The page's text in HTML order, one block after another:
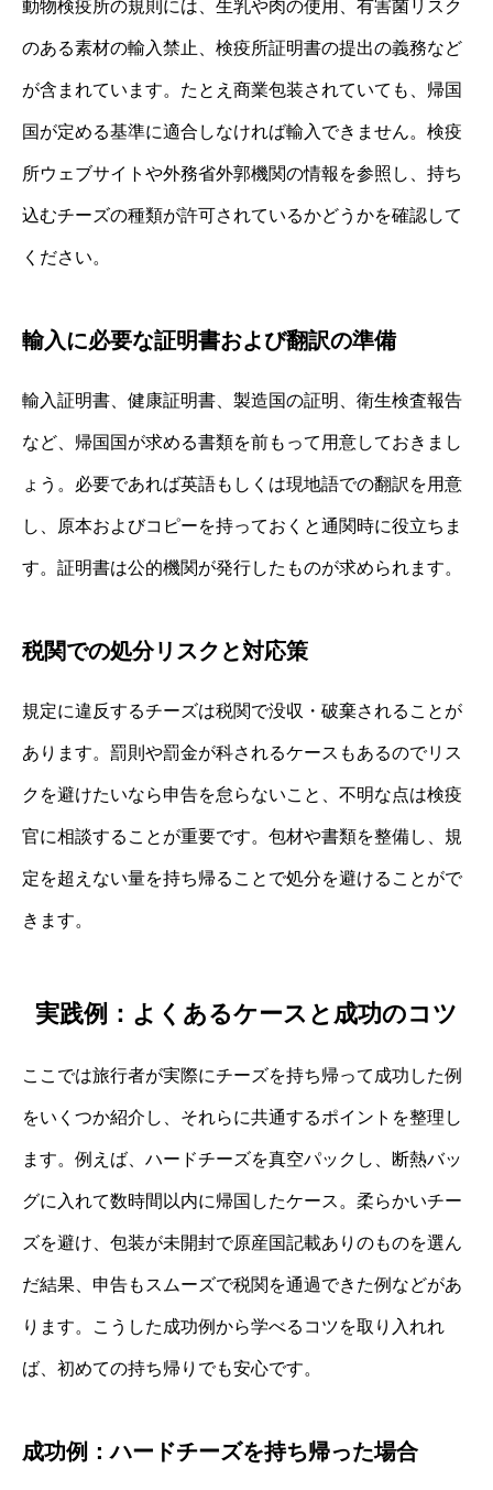
動物検疫所の規則には、生乳や肉の使用、有害菌リスク
のある素材の輸入禁止、検疫所証明書の提出の義務など
が含まれています。たとえ商業包装されていても、帰国
国が定める基準に適合しなければ輸入できません。検疫
所ウェブサイトや外務省外郭機関の情報を参照し、持ち
込むチーズの種類が許可されているかどうかを確認して
ください。
輸入に必要な証明書および翻訳の準備
輸入証明書、健康証明書、製造国の証明、衛生検査報告
など、帰国国が求める書類を前もって用意しておきまし
ょう。必要であれば英語もしくは現地語での翻訳を用意
し、原本およびコピーを持っておくと通関時に役立ちま
す。証明書は公的機関が発行したものが求められます。
税関での処分リスクと対応策
規定に違反するチーズは税関で没収・破棄されることが
あります。罰則や罰金が科されるケースもあるのでリス
クを避けたいなら申告を怠らないこと、不明な点は検疫
官に相談することが重要です。包材や書類を整備し、規
定を超えない量を持ち帰ることで処分を避けることがで
きます。
実践例：よくあるケースと成功のコツ
ここでは旅行者が実際にチーズを持ち帰って成功した例
をいくつか紹介し、それらに共通するポイントを整理し
ます。例えば、ハードチーズを真空パックし、断熱バッ
グに入れて数時間以内に帰国したケース。柔らかいチー
ズを避け、包装が未開封で原産国記載ありのものを選ん
だ結果、申告もスムーズで税関を通過できた例などがあ
ります。こうした成功例から学べるコツを取り入れれ
ば、初めての持ち帰りでも安心です。
成功例：ハードチーズを持ち帰った場合